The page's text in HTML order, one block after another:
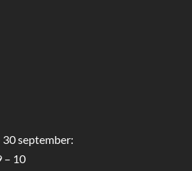
september:
– 10